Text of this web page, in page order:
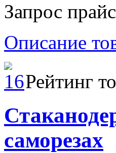
Запрос
Описание
Рейтинг
саморезах